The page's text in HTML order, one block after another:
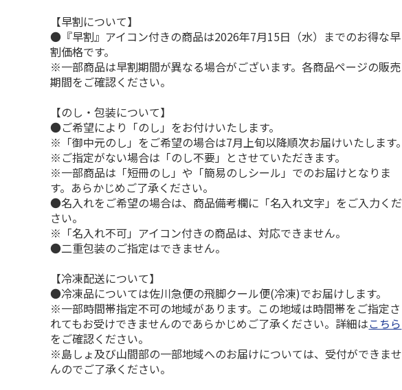
【早割について】
●『早割』アイコン付きの商品は2026年7月15日（水）までのお得な早
割価格です。
※一部商品は早割期間が異なる場合がございます。各商品ページの販売
期間をご確認ください。
【のし・包装について】
●ご希望により「のし」をお付けいたします。
※「御中元のし」をご希望の場合は7月上旬以降順次お届けいたします。
※ご指定がない場合は「のし不要」とさせていただきます。
※一部商品は「短冊のし」や「簡易のしシール」でのお届けとなりま
す。あらかじめご了承ください。
●名入れをご希望の場合は、商品備考欄に「名入れ文字」をご入力くだ
さい。
※「名入れ不可」アイコン付きの商品は、対応できません。
●二重包装のご指定はできません。
【冷凍配送について】
●冷凍品については佐川急便の飛脚クール便(冷凍)でお届けします。
※一部時間帯指定不可の地域があります。この地域は時間帯をご指定さ
れてもお受けできませんのであらかじめご了承ください。詳細はこちら
をご確認ください。
※島しょ及び山間部の一部地域へのお届けについては、受付ができませ
んのでご了承ください。